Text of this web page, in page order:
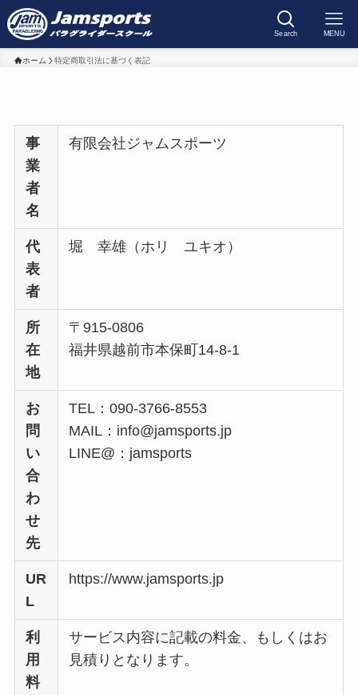
Search MENU
ホーム 特定商取引法に基づく表記
事
業
者
名
有限会社ジャムスポーツ
代
表
者
堀 幸雄（ホリ ユキオ）
所
在
地
〒915-0806
福井県越前市本保町14-8-1
お
問
い
合
わ
せ
先
TEL：090-3766-8553
MAIL：info@jamsports.jp
LINE@：jamsports
UR
L
https://www.jamsports.jp
利
用
料
サービス内容に記載の料金、もしくはお
見積りとなります。